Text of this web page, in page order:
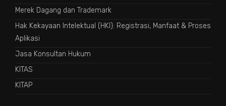
Merek Dagang dan Trademark
Hak Kekayaan Intelektual (HKI): Registrasi, Manfaat & Proses
Aplikasi
Jasa Konsultan Hukum
KITAS
KITAP